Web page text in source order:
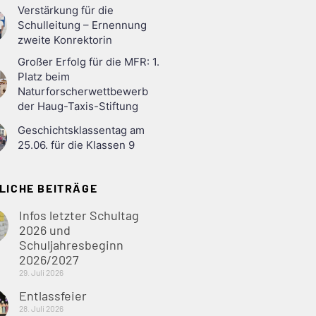
Verstärkung für die
Schulleitung – Ernennung
zweite Konrektorin
Großer Erfolg für die MFR: 1.
Platz beim
Naturforscherwettbewerb
der Haug-Taxis-Stiftung
Geschichtsklassentag am
25.06. für die Klassen 9
BEITRÄGE
Infos letzter Schultag
2026 und
Schuljahresbeginn
2026/2027
29. Juli 2026
Entlassfeier
28. Juli 2026